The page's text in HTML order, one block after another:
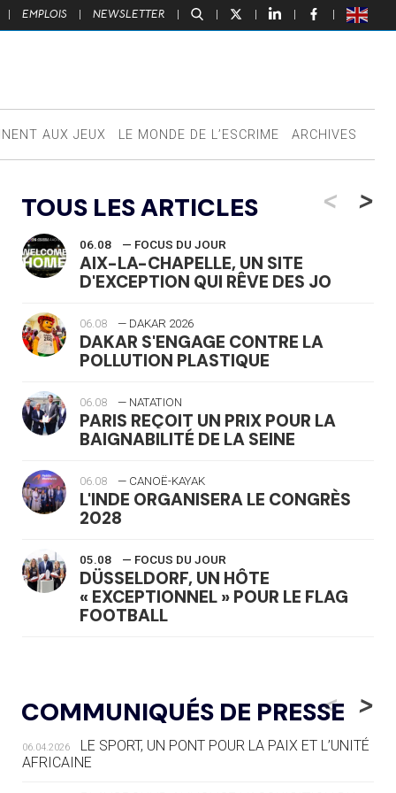
| EMPLOIS | NEWSLETTER | | | | |
AUX JEUX LE MONDE DE L’ESCRIME ARCHIVES
TOUS LES ARTICLES <
06.08 — FOCUS DU JOUR
AIX-LA-CHAPELLE, UN SITE
D'EXCEPTION QUI RÊVE DES JO
06.08 — DAKAR 2026
DAKAR S'ENGAGE CONTRE LA
POLLUTION PLASTIQUE
06.08 — NATATION
PARIS REÇOIT UN PRIX POUR LA
BAIGNABILITÉ DE LA SEINE
06.08 — CANOË-KAYAK
L'INDE ORGANISERA LE CONGRÈS
2028
05.08 — FOCUS DU JOUR
DÜSSELDORF, UN HÔTE
« EXCEPTIONNEL » POUR LE FLAG
FOOTBALL
LE RÊVE DE VOIR LA LUGE ALPINE
AUX JO « N'EST PAS FINI »
05.08 — TIR À L'ARC
DES MONDIAUX À BRISBANE SUR LA
>
COMMUNIQUÉS DE PRESSE
<
06.04.2026
LE SPORT, UN PONT POUR LA PAIX ET L’UNITÉ
AFRICAINE
>